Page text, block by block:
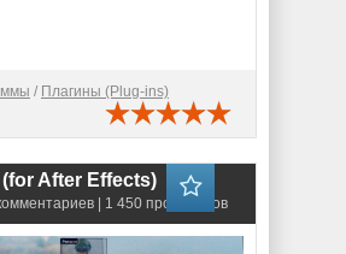
/ Плагины (Plug-ins)
After Effects)
| 1 450 просмотров